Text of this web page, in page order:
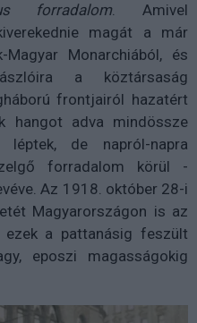
forradalom. Amivel
magát a már
Monarchiából, és
a köztársaság
frontjairól hazatért
hangot adva mindössze
léptek, de napról-napra
forradalom körül -
Az 1918. október 28-i
Magyarországon is az
ezek a pattanásig feszült
eposzi magasságokig